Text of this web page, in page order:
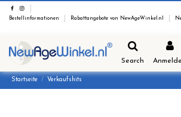
Bestellinformationen Rabattangebote von NewAgeWinkel.nl
Search
Startseite Verkaufshits